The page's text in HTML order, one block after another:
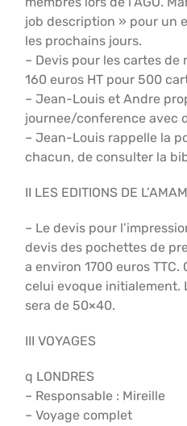
job description » pour un
les prochains jours.
– Devis pour les cartes de
160 euros HT pour 500
– Jean-Louis et Andre
journee/conference avec
– Jean-Louis rappelle la
chacun, de consulter la
II LES EDITIONS DE
– Le devis pour
devis des pochettes de
a environ 1700 euros
celui evoque initialement.
sera de 50×40.
III VOYAGES
q LONDRES
– Responsable : Mireille
– Voyage complet